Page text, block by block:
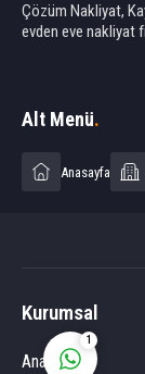
Çözüm Nakliyat,
evden eve nakliyat
Alt Menü.
Anasayfa
Kurumsal
Anasayfa
1